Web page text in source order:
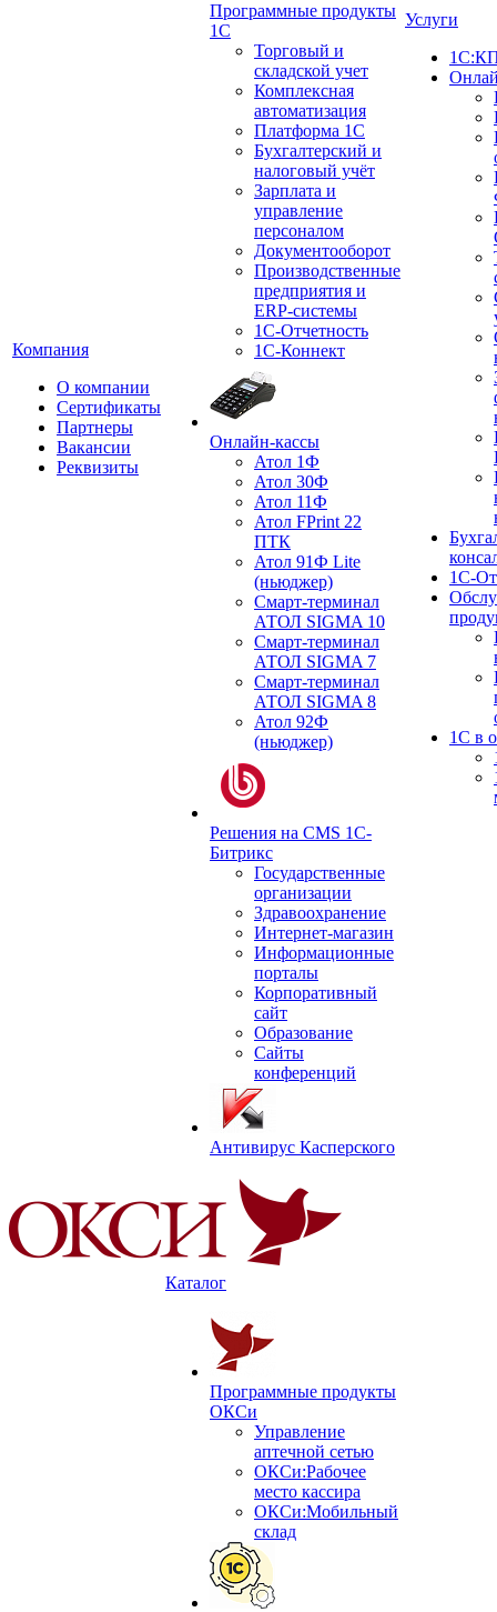
Компания
О компании
Сертификаты
Партнеры
Вакансии
Реквизиты
Программные продукты
1С
Торговый и
складской учет
Комплексная
автоматизация
Платформа 1С
Бухгалтерский и
налоговый учёт
Зарплата и
управление
персоналом
Документооборот
Производственные
предприятия и
ERP-системы
1С-Отчетность
1С-Коннект
Онлайн-кассы
Атол 1Ф
Атол 30Ф
Атол 11Ф
Атол FPrint 22
ПТК
Атол 91Ф Lite
(ньюджер)
Смарт-терминал
АТОЛ SIGMA 10
Смарт-терминал
АТОЛ SIGMA 7
Смарт-терминал
АТОЛ SIGMA 8
Атол 92Ф
(ньюджер)
Решения на CMS 1С-
Битрикс
Государственные
организации
Здравоохранение
Интернет-магазин
Информационные
порталы
Корпоративный
сайт
Образование
Сайты
конференций
Антивирус Касперского
Услуги
1С-
1С в
Каталог
Программные продукты
ОКСи
Управление
аптечной сетью
ОКСи:Рабочее
место кассира
ОКСи:Мобильный
склад